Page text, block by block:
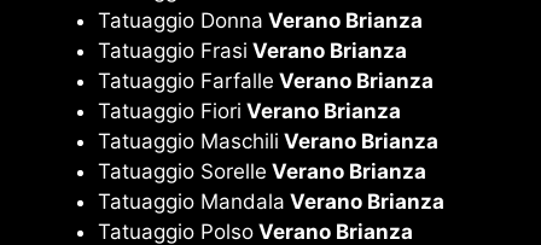
Tatuaggio Donna Verano Brianza
Tatuaggio Frasi Verano Brianza
Tatuaggio Farfalle Verano Brianza
Tatuaggio Fiori Verano Brianza
Tatuaggio Maschili Verano Brianza
Tatuaggio Sorelle Verano Brianza
Tatuaggio Mandala Verano Brianza
Tatuaggio Polso Verano Brianza